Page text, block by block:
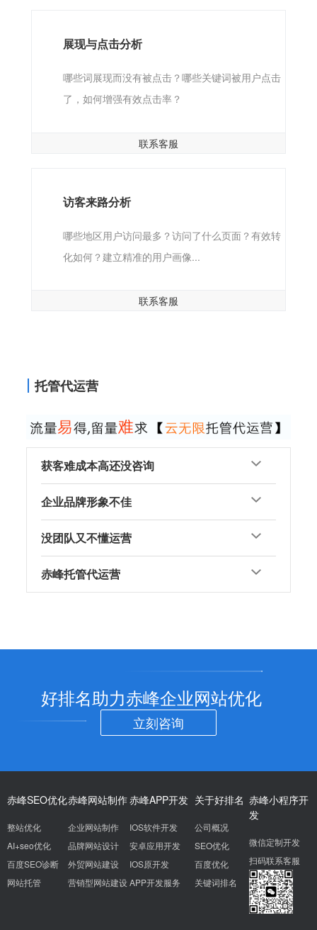
展现与点击分析
哪些词展现而没有被点击？哪些关键词被用户点击
了，如何增强有效点击率？
联系客服
访客来路分析
哪些地区用户访问最多？访问了什么页面？有效转
化如何？建立精准的用户画像...
联系客服
托管代运营
获客难成本高还没咨询
企业品牌形象不佳
没团队又不懂运营
赤峰托管代运营
好排名助力赤峰企业网站优化
立刻咨询
赤峰SEO优化
整站优化
AI+seo优化
百度SEO诊断
网站托管
赤峰网站制作
企业网站制作
品牌网站设计
外贸网站建设
营销型网站建设
赤峰APP开发
IOS软件开发
安卓应用开发
IOS原开发
APP开发服务
关于好排名
公司概况
SEO优化
百度优化
关键词排名
赤峰小程序开
发
微信定制开发
扫码联系客服